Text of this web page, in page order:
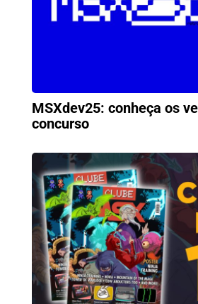
MSXdev25: conheça os
concurso